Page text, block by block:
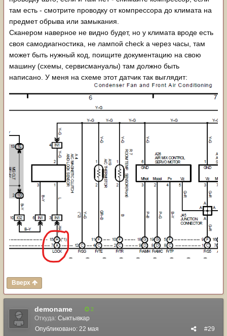
там есть - смотрите проводку от компрессора до климата на
предмет обрыва или замыкания.
Сканером наверное не видно будет, но у климата вроде есть
своя самодиагностика, не лампой check а через часы, там
может быть нужный код, поищите документацию на свою
машину (схемы, сервисмануалы) там должно быть
написано. У меня на схеме этот датчик так выглядит:
Вверх
demoname 2
Откуда: Сыктывкар
#29
Опубликовано: 22 мая